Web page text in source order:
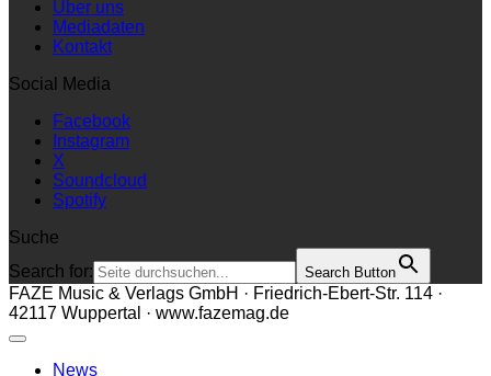
Über uns
Mediadaten
Kontakt
Social Media
Facebook
Instagram
X
Soundcloud
Spotify
Suche
Search for:
Search Button
FAZE Music & Verlags GmbH · Friedrich-Ebert-Str. 114 ·
42117 Wuppertal · www.fazemag.de
News